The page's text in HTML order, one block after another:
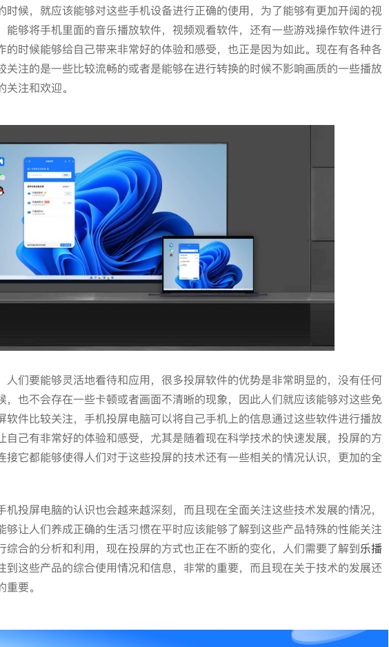
时候，就应该能够对这些手机设备进行正确的使用，为了能够有更加开阔的视
能够将手机里面的音乐播放软件，视频观看软件，还有一些游戏操作软件进行
的时候能够给自己带来非常好的体验和感受，也正是因为如此。现在有各种各
关注的是一些比较流畅的或者是能够在进行转换的时候不影响画质的一些播放
注和欢迎。
人们要能够灵活地看待和应用，很多投屏软件的优势是非常明显的，没有任何
，也不会存在一些卡顿或者画面不清晰的现象，因此人们就应该能够对这些免
软件比较关注，手机投屏电脑可以将自己手机上的信息通过这些软件进行播放
自己有非常好的体验和感受，尤其是随着现在科学技术的快速发展，投屏的方
接它都能够使得人们对于这些投屏的技术还有一些相关的情况认识，更加的全
投屏电脑的认识也会越来越深刻，而且现在全面关注这些技术发展的情况，
够让人们养成正确的生活习惯在平时应该能够了解到这些产品特殊的性能关注
综合的分析和利用，现在投屏的方式也正在不断的变化，人们需要了解到乐播
到这些产品的综合使用情况和信息，非常的重要，而且现在关于技术的发展还
要。